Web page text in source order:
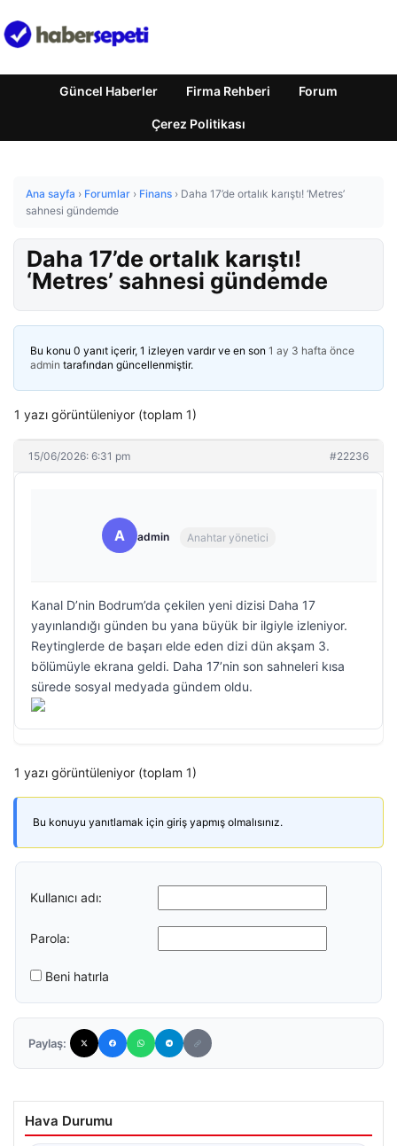
Güncel Haberler Firma Rehberi Forum
Çerez Politikası
Ana sayfa › Forumlar › Finans › Daha 17’de ortalık karıştı! ‘Metres’
sahnesi gündemde
Daha 17’de ortalık karıştı!
‘Metres’ sahnesi gündemde
Bu konu 0 yanıt içerir, 1 izleyen vardır ve en son 1 ay 3 hafta önce
admin tarafından güncellenmiştir.
1 yazı görüntüleniyor (toplam 1)
15/06/2026: 6:31 pm #22236
A admin Anahtar yönetici
Kanal D’nin Bodrum’da çekilen yeni dizisi Daha 17
yayınlandığı günden bu yana büyük bir ilgiyle izleniyor.
Reytinglerde de başarı elde eden dizi dün akşam 3.
bölümüyle ekrana geldi. Daha 17’nin son sahneleri kısa
sürede sosyal medyada gündem oldu.
1 yazı görüntüleniyor (toplam 1)
Bu konuyu yanıtlamak için giriş yapmış olmalısınız.
Kullanıcı adı:
Parola:
Beni hatırla
Paylaş:
Hava Durumu